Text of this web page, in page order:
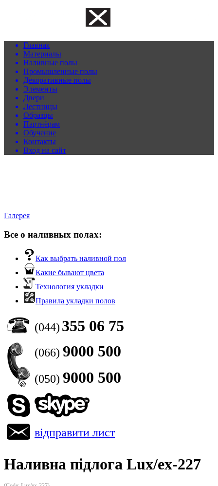
Главная
Материалы
Наливные полы
Промышленные полы
Декоративные полы
Элементы
Двери
Лестницы
Образцы
Партнёрам
Обучение
Контакты
Вход на сайт
Галерея
Все о наливных полах:
Как выбрать наливной пол
Какие бывают цвета
Технология укладки
Правила укладки полов
(044) 355 06 75
(066) 9000 500
(050) 9000 500
відправити лист
Наливна підлога Lux/ex-227